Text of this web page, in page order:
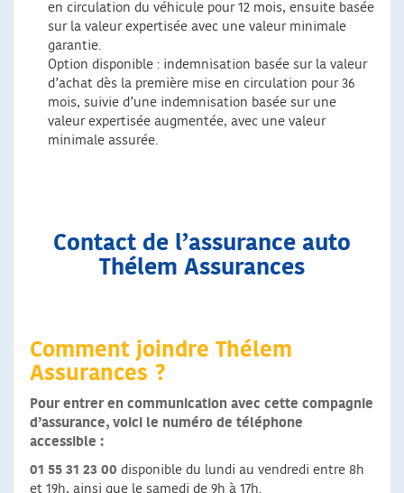
en circulation du véhicule pour 12 mois, ensuite basée
sur la valeur expertisée avec une valeur minimale
garantie.
Option disponible : indemnisation basée sur la valeur
d’achat dès la première mise en circulation pour 36
mois, suivie d’une indemnisation basée sur une
valeur expertisée augmentée, avec une valeur
minimale assurée.
Contact de l’assurance auto
Thélem Assurances
Comment joindre Thélem
Assurances ?
Pour entrer en communication avec cette compagnie
d’assurance, voici le numéro de téléphone
accessible :
01 55 31 23 00 disponible du lundi au vendredi entre 8h
et 19h, ainsi que le samedi de 9h à 17h.